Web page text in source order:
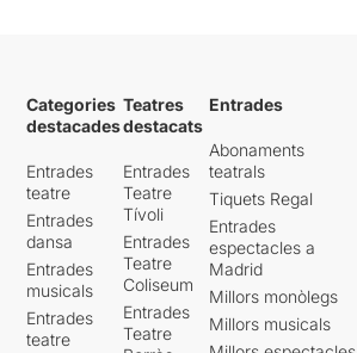
Categories
destacades
Entrades
teatre
Entrades
dansa
Entrades
musicals
Entrades
teatre
Teatres
destacats
Entrades
Teatre
Tívoli
Entrades
Teatre
Coliseum
Entrades
Teatre
Entrades
Abonaments
teatrals
Tiquets Regal
Entrades
espectacles a
Madrid
Millors monòlegs
Millors musicals